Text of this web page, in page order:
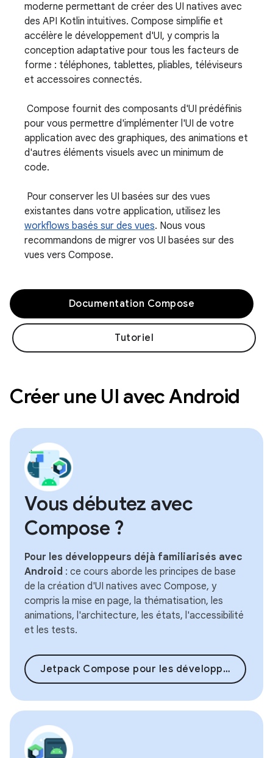
moderne permettant de créer des UI natives avec
des API Kotlin intuitives. Compose simplifie et
accélère le développement d'UI, y compris la
conception adaptative pour tous les facteurs de
forme : téléphones, tablettes, pliables, téléviseurs
et accessoires connectés.
Compose fournit des composants d'UI prédéfinis
pour vous permettre d'implémenter l'UI de votre
application avec des graphiques, des animations et
d'autres éléments visuels avec un minimum de
code.
Pour conserver les UI basées sur des vues
existantes dans votre application, utilisez les
workflows basés sur des vues. Nous vous
recommandons de migrer vos UI basées sur des
vues vers Compose.
Documentation Compose
Tutoriel
Créer une UI avec Android
Vous débutez avec
Compose ?
Pour les développeurs déjà familiarisés avec
Android : ce cours aborde les principes de base
de la création d'UI natives avec Compose, y
compris la mise en page, la thématisation, les
animations, l'architecture, les états, l'accessibilité
et les tests.
Jetpack Compose pour les développeurs Android